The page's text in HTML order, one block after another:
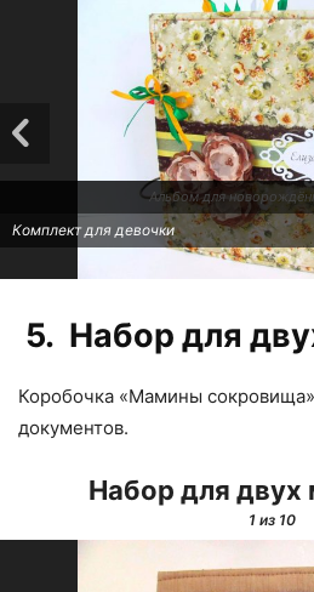
Альбом для
Комплект для девочки
5. Набор для
Коробочка «Мамины
документов.
Набор для двух
1из 10